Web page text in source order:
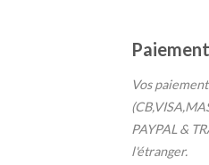
Vos
PAYPAL &
l'étranger.